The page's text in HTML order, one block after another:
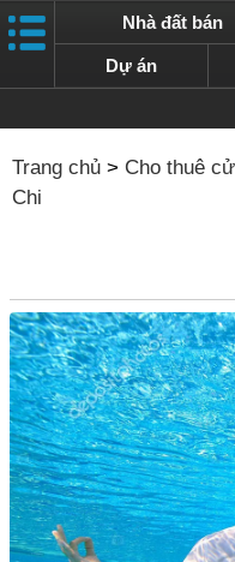
Nhà đất bán
Dự án
Trang chủ > Cho thuê
Chi